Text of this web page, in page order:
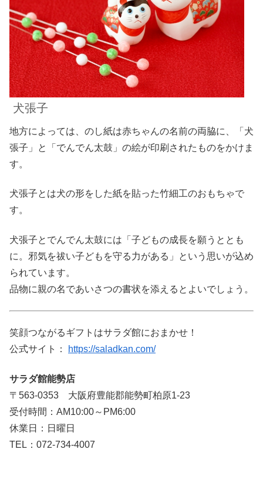
犬張子
地方によっては、のし紙は赤ちゃんの名前の両脇に、「犬
張子」と「でんでん太鼓」の絵が印刷されたものをかけま
す。
犬張子とは犬の形をした紙を貼った竹細工のおもちゃで
す。
犬張子とでんでん太鼓には「子どもの成長を願うととも
に。邪気を祓い子どもを守る力がある」という思いが込め
られています。
品物に親の名であいさつの書状を添えるとよいでしょう。
笑顔つながるギフトはサラダ館におまかせ！
公式サイト：
https://saladkan.com/
サラダ館能勢店
〒563-0353 大阪府豊能郡能勢町柏原1-23
受付時間：AM10:00～PM6:00
休業日：日曜日
TEL：072-734-4007